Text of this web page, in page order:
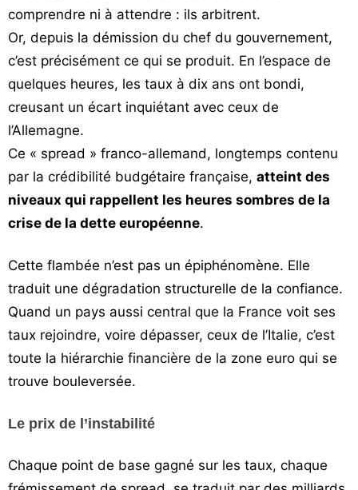
comprendre ni à attendre : ils arbitrent.
Or, depuis la démission du chef du gouvernement,
c’est précisément ce qui se produit. En l’espace de
quelques heures, les taux à dix ans ont bondi,
creusant un écart inquiétant avec ceux de
l’Allemagne.
Ce « spread » franco-allemand, longtemps contenu
par la crédibilité budgétaire française, atteint des
niveaux qui rappellent les heures sombres de la
crise de la dette européenne.
Cette flambée n’est pas un épiphénomène. Elle
traduit une dégradation structurelle de la confiance.
Quand un pays aussi central que la France voit ses
taux rejoindre, voire dépasser, ceux de l’Italie, c’est
toute la hiérarchie financière de la zone euro qui se
trouve bouleversée.
Le prix de l’instabilité
Chaque point de base gagné sur les taux, chaque